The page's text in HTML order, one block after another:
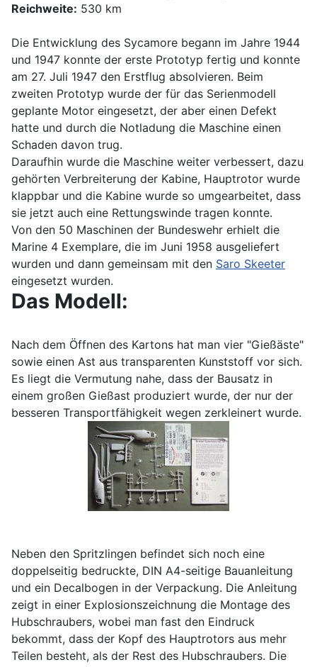
Reichweite: 530 km
Die Entwicklung des Sycamore begann im Jahre 1944
und 1947 konnte der erste Prototyp fertig und konnte
am 27. Juli 1947 den Erstflug absolvieren. Beim
zweiten Prototyp wurde der für das Serienmodell
geplante Motor eingesetzt, der aber einen Defekt
hatte und durch die Notladung die Maschine einen
Schaden davon trug.
Daraufhin wurde die Maschine weiter verbessert, dazu
gehörten Verbreiterung der Kabine, Hauptrotor wurde
klappbar und die Kabine wurde so umgearbeitet, dass
sie jetzt auch eine Rettungswinde tragen konnte.
Von den 50 Maschinen der Bundeswehr erhielt die
Marine 4 Exemplare, die im Juni 1958 ausgeliefert
wurden und dann gemeinsam mit den Saro Skeeter
eingesetzt wurden.
Das Modell:
Nach dem Öffnen des Kartons hat man vier "Gießäste"
sowie einen Ast aus transparenten Kunststoff vor sich.
Es liegt die Vermutung nahe, dass der Bausatz in
einem großen Gießast produziert wurde, der nur der
besseren Transportfähigkeit wegen zerkleinert wurde.
Neben den Spritzlingen befindet sich noch eine
doppelseitig bedruckte, DIN A4-seitige Bauanleitung
und ein Decalbogen in der Verpackung. Die Anleitung
zeigt in einer Explosionszeichnung die Montage des
Hubschraubers, wobei man fast den Eindruck
bekommt, dass der Kopf des Hauptrotors aus mehr
Teilen besteht, als der Rest des Hubschraubers. Die